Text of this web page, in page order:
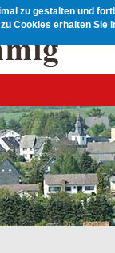
zu gestalten und
Cookies erhalten Sie